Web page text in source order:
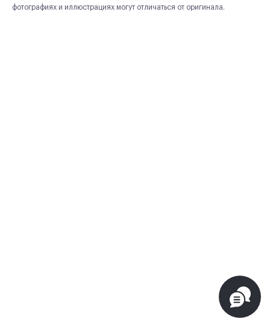
фотографиях и иллюстрациях могут отличаться от оригинала.